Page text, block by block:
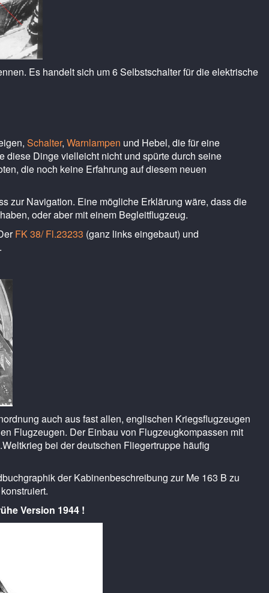
Es handelt sich um 6 Selbstschalter für die elektrische
Schalter, Warnlampen und Hebel, die für eine
diese Dinge vielleicht nicht und spürte durch seine
die noch keine Erfahrung auf diesem neuen
zur Navigation. Eine mögliche Erklärung wäre, dass die
oder aber mit einem Begleitflugzeug.
FK 38/ Fl.23233 (ganz links eingebaut) und
auch aus fast allen, englischen Kriegsflugzeugen
Flugzeugen. Der Einbau von Flugzeugkompassen mit
bei der deutschen Fliegertruppe häufig
der Kabinenbeschreibung zur Me 163 B zu
Version 1944 !